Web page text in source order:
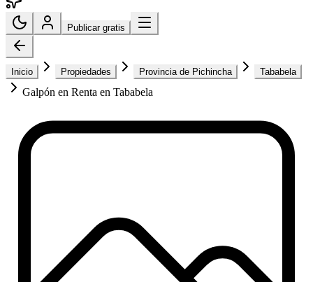
Publicar gratis
Inicio Propiedades Provincia de Pichincha Tababela
Galpón en Renta en Tababela